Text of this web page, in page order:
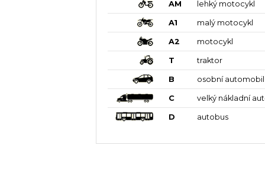
AM lehký motocykl
A1 malý motocykl
A2 motocykl
T traktor
B osobní automobil
C velký nákladní
D autobus